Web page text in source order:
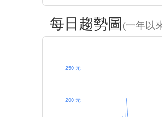
每日趨勢圖 (一年以
200 元
250 元